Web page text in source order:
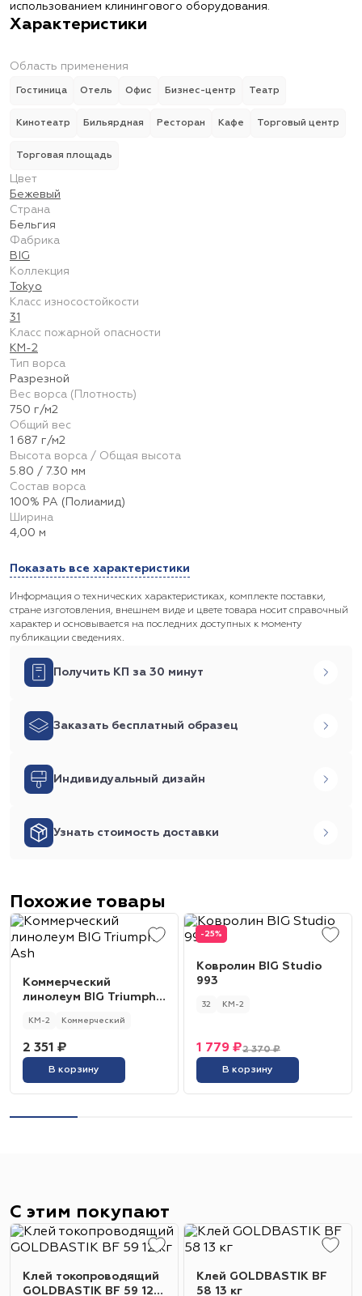
использованием клинингового оборудования.
Характеристики
Область применения
Гостиница Отель Офис Бизнес-центр Театр
Кинотеатр Бильярдная Ресторан Кафе Торговый центр
Торговая площадь
Цвет
Бежевый
Страна
Бельгия
Фабрика
BIG
Коллекция
Tokyo
Класс износостойкости
31
Класс пожарной опасности
КМ-2
Тип ворса
Разрезной
Вес ворса (Плотность)
750 г/м2
Общий вес
1 687 г/м2
Высота ворса / Общая высота
5.80 / 7.30 мм
Состав ворса
100% PA (Полиамид)
Ширина
4,00 м
Показать все характеристики
Информация о технических характеристиках, комплекте поставки,
стране изготовления, внешнем виде и цвете товара носит справочный
характер и основывается на последних доступных к моменту
публикации сведениях.
Получить КП за 30 минут
Заказать бесплатный образец
Индивидуальный дизайн
Узнать стоимость доставки
Похожие товары
Коммерческий
линолеум BIG Triumph
КМ-2 Коммерческий
2 351 ₽
В корзину
-25%
Ковролин BIG Studio
993
32 КМ-2
2 370 ₽
1 779 ₽
В корзину
С этим покупают
Клей токопроводящий
GOLDBASTIK BF 59 12
Клей GOLDBASTIK BF
58 13 кг